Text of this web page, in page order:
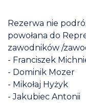
Rezerwa nie
powołana do
zawodników /
- Franciszek
- Dominik Mozer
- Mikołaj Hyżyk
- Jakubiec Antonii